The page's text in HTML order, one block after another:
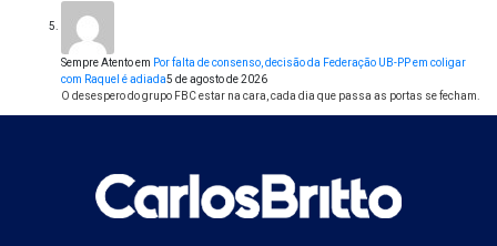
Sempre Atentoem Por falta de consenso, decisão da Federação UB-PP em coligar
com Raquel é adiada5 de agosto de 2026
O desespero do grupo FBC estar na cara, cada dia que passa as portas se fecham.